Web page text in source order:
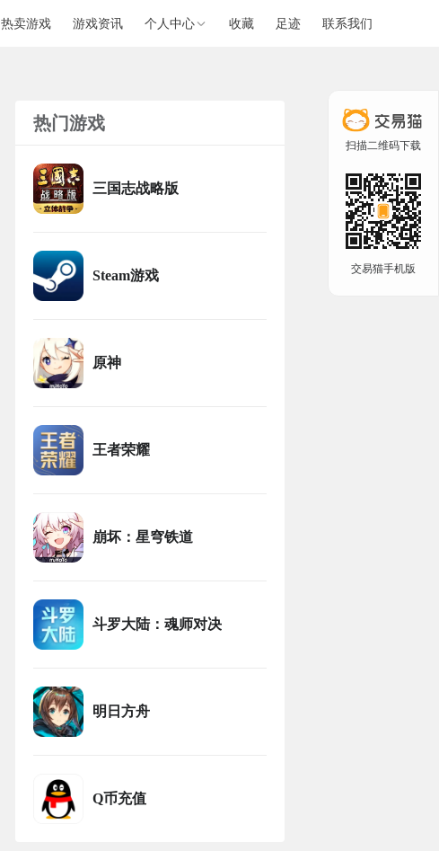
热卖游戏 游戏资讯 个人中心 收藏 足迹 联系我们
热门游戏
三国志战略版
Steam游戏
原神
王者荣耀
崩坏：星穹铁道
斗罗大陆：魂师对决
明日方舟
Q币充值
扫描二维码下载
交易猫手机版